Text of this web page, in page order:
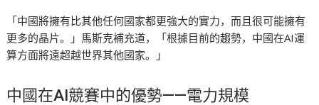
「中國將擁有比其他任何國家都更強大的實力，而且很可能擁有
更多的晶片。」馬斯克補充道，「根據目前的趨勢，中國在AI運
算方面將遠超越世界其他國家。」
中國在AI競賽中的優勢——電力規模